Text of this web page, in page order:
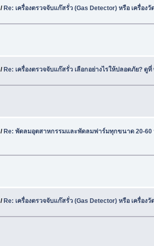
/Re: เครื่องตรวจจับแก๊สรั่ว (Gas Detector) หรือ เครื่อง
/ Re: เครื่องตรวจจับแก๊สรั่ว เลือกอย่างไรให้ปลอดภัย? ดู
/Re: พัดลมอุตสาหกรรมและพัดลมฟาร์มทุกขนาด 20-60
/ Re: เครื่องตรวจจับแก๊สรั่ว (Gas Detector) หรือ เครื่อง